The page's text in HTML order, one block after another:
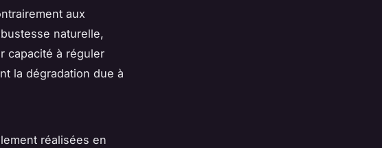
aux
naturelle,
capacité à réguler
la dégradation due à
réalisées en